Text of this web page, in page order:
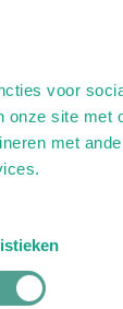
voor
onze site met
met